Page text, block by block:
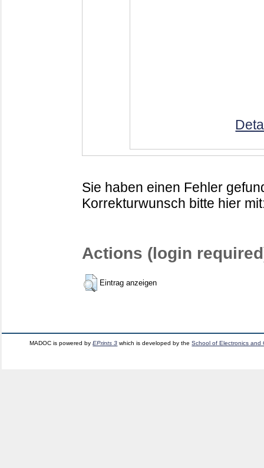
Sie haben einen Fehler
Korrekturwunsch bitte hier
Actions (login
Eintrag anzeigen
MADOC is powered byEPrints 3 which is developed by theSchool of Electronics and